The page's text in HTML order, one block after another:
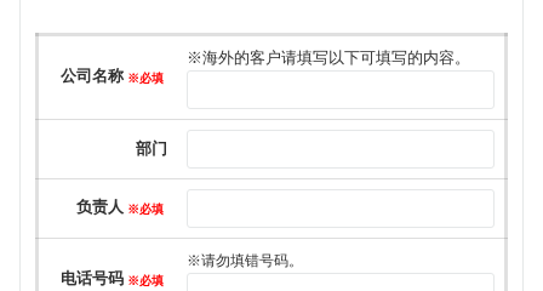
このフィールドは空のままにしてください。
公司名称 ※必填
※海外的客户请填写以下可填写的内容。
部门
负责人 ※必填
电话号码 ※必填
※请勿填错号码。